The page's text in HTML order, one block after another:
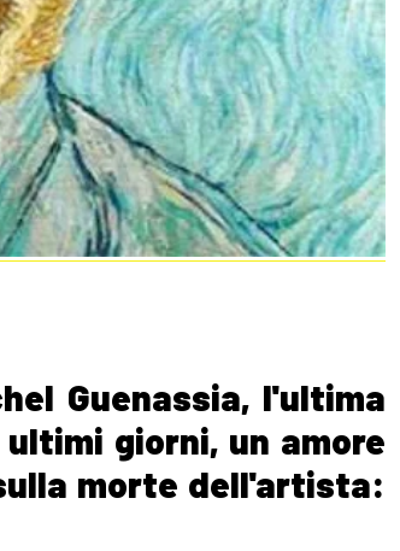
Guenassia, l'ultima
ultimi giorni, un amore
morte dell'artista: